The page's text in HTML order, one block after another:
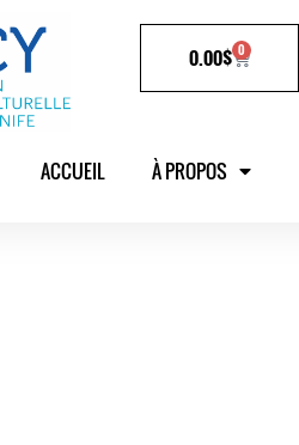
0.00$ 0
ACCUEIL À PROPOS